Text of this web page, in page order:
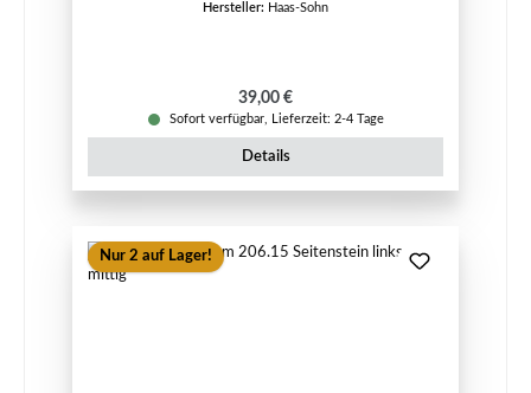
Hersteller: Haas-Sohn
Regulärer Preis:
39,00 €
Sofort verfügbar, Lieferzeit: 2-4 Tage
Details
Nur 2 auf Lager!